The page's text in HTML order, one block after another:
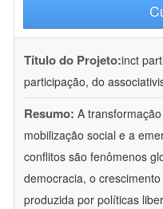
Título do Projeto:inct
participação, do
Resumo: A
mobilização social e a
conflitos são fenômenos
democracia, o
produzida por políticas